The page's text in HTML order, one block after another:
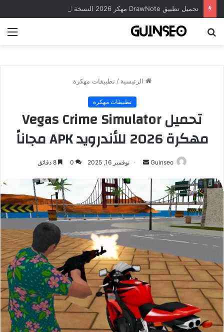
الرئيسية / تطبيقات مهكرة
تطبيقات مهكرة
تحميل Vegas Crime Simulator
مهكرة 2026 للأندرويد APK مجاناً
Guinseo
أرسل
إلكترونيا
نوفمبر 16, 2025 0